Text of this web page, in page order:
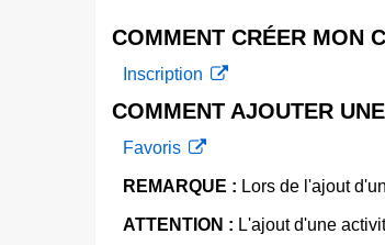
COMMENT CRÉER MON
Inscription
COMMENT AJOUTER
Favoris
REMARQUE : Lors de l'ajout
ATTENTION : L'ajout d'une